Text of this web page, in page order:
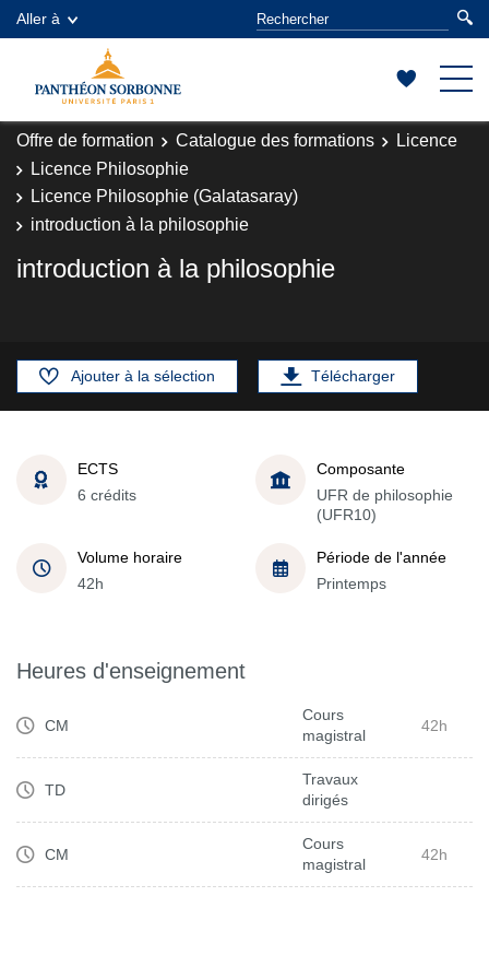
Aller à
Offre de formation Catalogue des formations
Licence
Licence Philosophie
Licence Philosophie (Galatasaray)
introduction à la philosophie
introduction à la philosophie
Ajouter à la sélection Télécharger
ECTS
6 crédits
Composante
UFR de philosophie
(UFR10)
Volume horaire
42h
Période de l'année
Printemps
Heures d'enseignement
CM
Cours
magistral
42h
TD
Travaux
dirigés
CM
Cours
magistral
42h